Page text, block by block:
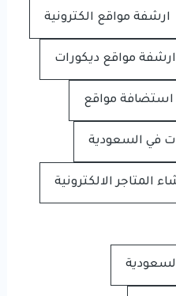
ارشفة مواقع الكترونية
ارشفة مواقع ديكورات
استضافة مواقع
في السعودية
المتاجر الالكترونية